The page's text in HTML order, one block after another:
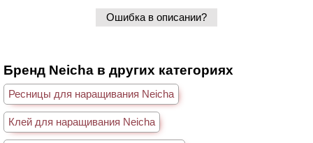
Ошибка в описании?
Бренд Neicha в других категориях
Ресницы для наращивания Neicha
Клей для наращивания Neicha